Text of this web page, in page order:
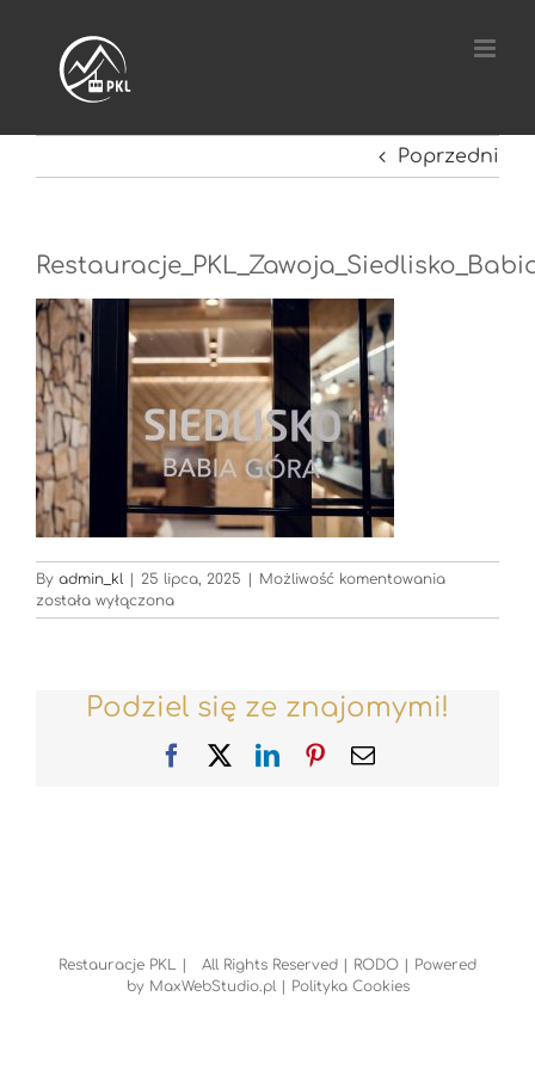
zawartości
Poprzedni
By admin_kl | 25 lipca, 2025 | Możliwość komentowania
została wyłączona
Podziel się ze znajomymi!
FacebookLinkedInPinterest
Email
Restauracje PKL | All Rights Reserved | RODO | Powered
by MaxWebStudio.pl| Polityka Cookies